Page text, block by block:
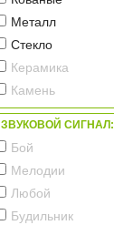
Металл
Стекло
Керамика
Камень
Пластик
ЗВУКОВОЙ СИГНАЛ:
Бой
Мелодии
Любой
Будильник